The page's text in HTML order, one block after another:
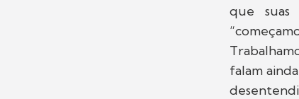
que suas
falam